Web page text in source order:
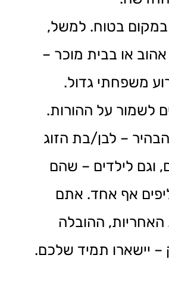
במקום בטוח. למשל,
או בבית מוכר –
משפחתי גדול.
לשמור על ההורות.
– לבן/בת הזוג
וגם לילדים – שהם
אף אחד. אתם
האחריות, ההובלה
– יישארו תמיד שלכם.